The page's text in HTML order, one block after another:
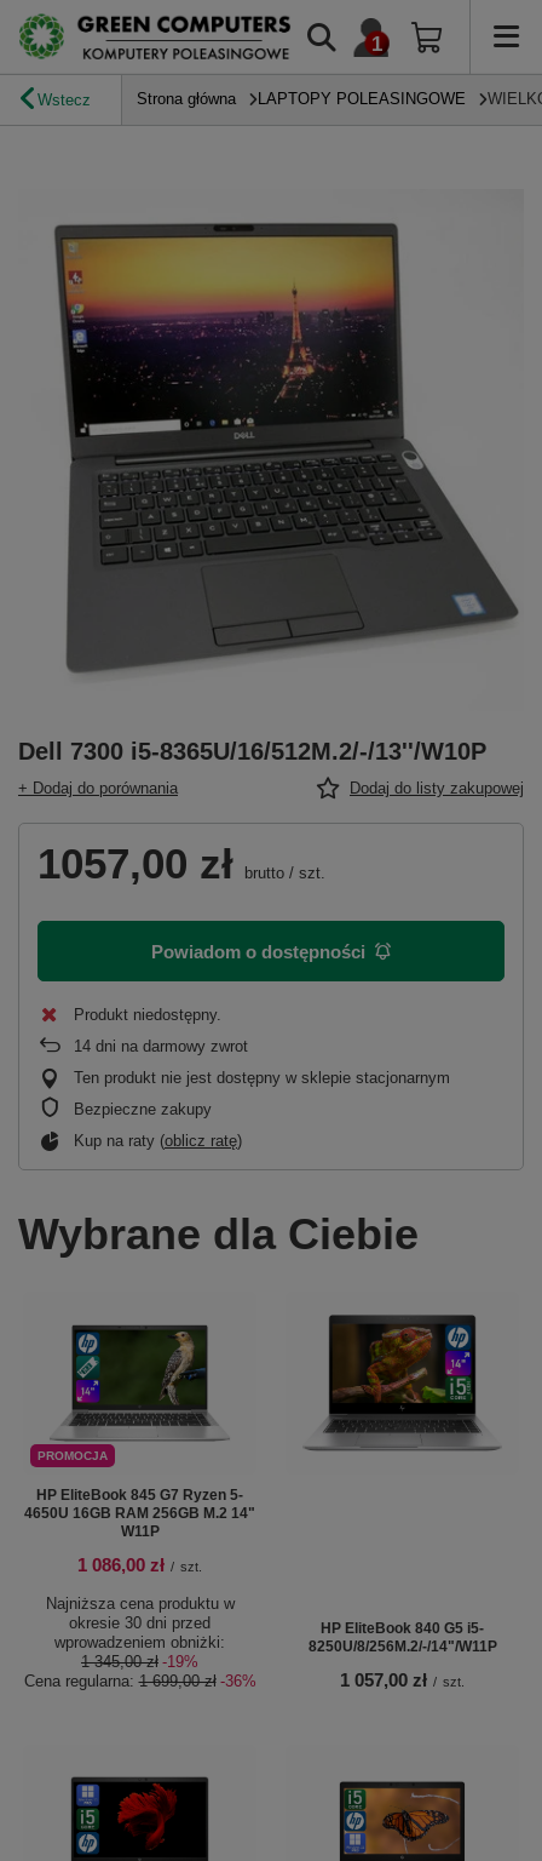
Wstecz Strona główna LAPTOPY POLEASINGOWE
Dell 7300 i5-8365U/16/512M.2/-/13''/W10P
+ Dodaj do porównania Dodaj do listy zakupowej
1057,00 zł brutto / szt.
Powiadom o dostępności
Produkt niedostępny
14 dni na darmowy zwrot
Ten produkt nie jest dostępny w sklepie stacjonarnym
Bezpieczne zakupy
Kup na raty (oblicz ratę)
Wybrane dla Ciebie
PROMOCJA
HP EliteBook 845 G7 Ryzen 5-
4650U 16GB RAM 256GB M.2 14"
W11P
1 086,00 zł / szt.
Najniższa cena produktu w
okresie 30 dni przed
wprowadzeniem obniżki:
1 345,00 zł -19%
Cena regularna:1 699,00 zł -36%
HP EliteBook 840 G5 i5-
8250U/8/256M.2/-/14"/W11P
1 057,00 zł / szt.